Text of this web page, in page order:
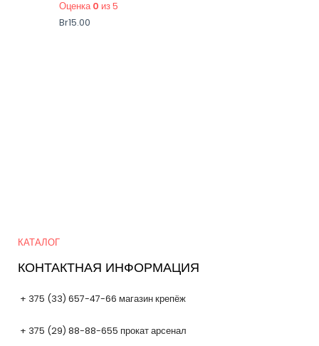
Оценка0 из 5
Br15.00
КАТАЛОГ
КОНТАКТНАЯ ИНФОРМАЦИЯ
+ 375 (33) 657-47-66 магазин крепёж
+ 375 (29) 88-88-655 прокат арсенал